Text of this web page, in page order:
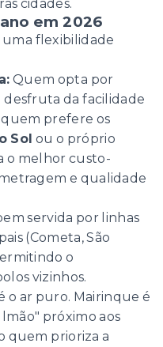
cidades.
em 2026
flexibilidade
Quem opta por
da facilidade
prefere os
Sol ou o próprio
o melhor custo-
e qualidade
servida por linhas
(Cometa, São
o
vizinhos.
o ar puro. Mairinque é
próximo aos
quem prioriza a